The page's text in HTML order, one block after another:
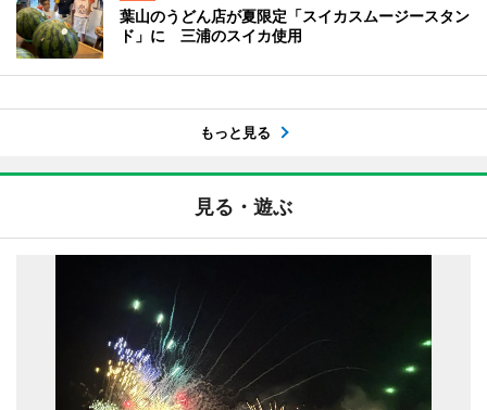
葉山のうどん店が夏限定「スイカスムージースタン
ド」に 三浦のスイカ使用
もっと見る
見る・遊ぶ